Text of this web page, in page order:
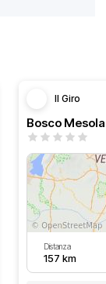
Il Giro
Bosco
Distanza
157 km